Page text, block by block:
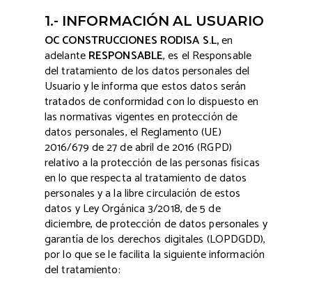
1.- INFORMACIÓN AL USUARIO
OC CONSTRUCCIONES RODISA S.L,en
adelanteRESPONSABLE, es el Responsable
del tratamiento de los datos personales del
Usuario y le informa que estos datos serán
tratados de conformidad con lo dispuesto en
las normativas vigentes en protección de
datos personales, el Reglamento (UE)
2016/679 de 27 de abril de 2016 (RGPD)
relativo a la protección de las personas físicas
en lo que respecta al tratamiento de datos
personales y a la libre circulación de estos
datos y Ley Orgánica 3/2018, de 5 de
diciembre, de protección de datos personales y
garantía de los derechos digitales (LOPDGDD),
por lo que se le facilita la siguiente información
del tratamiento: